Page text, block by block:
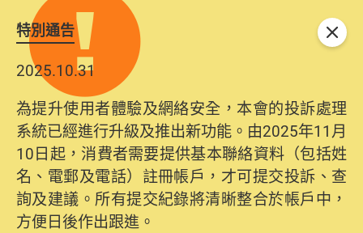
特別通告
2025.10.31
為提升使用者體驗及網絡安全，本會的投訴處理
系統已經進行升級及推出新功能。由2025年11月
10日起，消費者需要提供基本聯絡資料（包括姓
名、電郵及電話）註冊帳戶，才可提交投訴、查
詢及建議。所有提交紀錄將清晰整合於帳戶中，
方便日後作出跟進。
關閉